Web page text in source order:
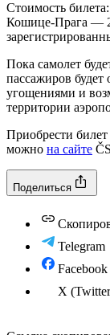
Стоимость
Кошице-Прага —
Пока самолет
пассажиров будет
угощениями и
территории
Приобрести
можно на сайте
Поделиться
Telegram
Facebook
X